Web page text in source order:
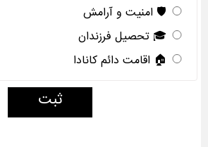
🛡️ امنیت و آرامش
🎓 تحصیل فرزندان
🏠 اقامت دائم کانادا
ثبت